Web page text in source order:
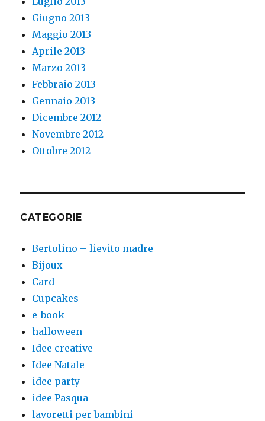
Giugno 2013
Maggio 2013
Aprile 2013
Marzo 2013
Febbraio 2013
Gennaio 2013
Dicembre 2012
Novembre 2012
Ottobre 2012
CATEGORIE
Bertolino – lievito madre
Bijoux
Card
Cupcakes
e-book
halloween
Idee creative
Idee Natale
idee party
idee Pasqua
lavoretti per bambini